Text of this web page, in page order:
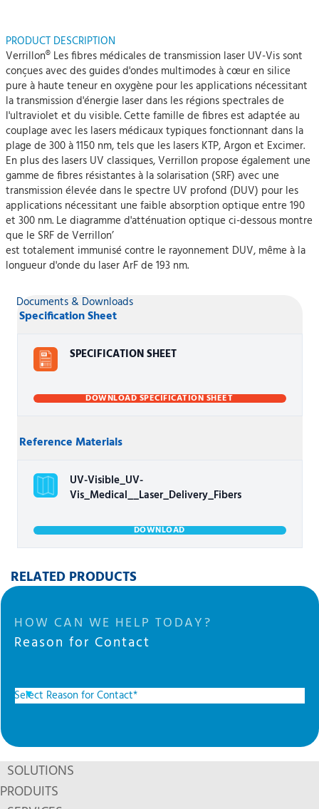
PRODUCT DESCRIPTION
Verrillon® Les fibres médicales de transmission laser UV-Vis sont
conçues avec des guides d'ondes multimodes à cœur en silice
pure à haute teneur en oxygène pour les applications nécessitant
la transmission d'énergie laser dans les régions spectrales de
l'ultraviolet et du visible. Cette famille de fibres est adaptée au
couplage avec les lasers médicaux typiques fonctionnant dans la
plage de 300 à 1150 nm, tels que les lasers KTP, Argon et Excimer.
En plus des lasers UV classiques, Verrillon propose également une
gamme de fibres résistantes à la solarisation (SRF) avec une
transmission élevée dans le spectre UV profond (DUV) pour les
applications nécessitant une faible absorption optique entre 190
et 300 nm. Le diagramme d'atténuation optique ci-dessous montre
que le SRF de Verrillon’
est totalement immunisé contre le rayonnement DUV, même à la
longueur d'onde du laser ArF de 193 nm.
Documents & Downloads
Specification Sheet
SPECIFICATION SHEET
DOWNLOAD SPECIFICATION SHEET
Reference Materials
UV-Visible_UV-
Vis_Medical__Laser_Delivery_Fibers
DOWNLOAD
RELATED PRODUCTS
HOW CAN WE HELP TODAY?
Reason for Contact
SOLUTIONS
PRODUITS